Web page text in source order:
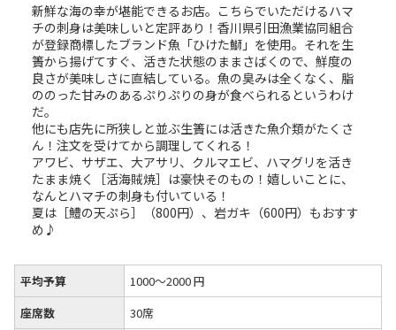
新鮮な海の幸が堪能できるお店。こちらでいただけるハマ
チの刺身は美味しいと定評あり！香川県引田漁業協同組合
が登録商標したブランド魚「ひけた鰤」を使用。それを生
簀から揚げてすぐ、活きた状態のままさばくので、鮮度の
良さが美味しさに直結している。魚の臭みは全くなく、脂
ののった甘みのあるぷりぷりの身が食べられるというわけ
だ。
他にも店先に所狭しと並ぶ生簀には活きた魚介類がたくさ
ん！注文を受けてから調理してくれる！
アワビ、サザエ、大アサリ、クルマエビ、ハマグリを活き
たまま焼く［活海賊焼］は豪快そのもの！嬉しいことに、
なんとハマチの刺身も付いている！
夏は［鱧の天ぷら］（800円）、岩ガキ（600円）もおすす
め♪
平均予算
1000～2000 円
座席数
30席